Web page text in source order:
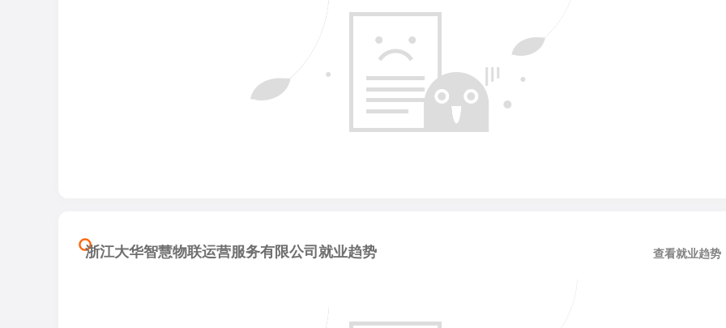
浙江大华智慧物联运营服务有限公司就业趋势 查看就业趋势